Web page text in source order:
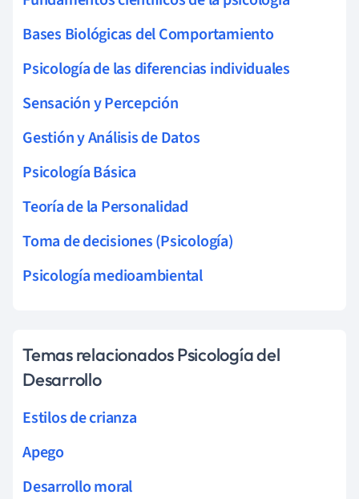
Bases Biológicas del Comportamiento
Psicología de las diferencias individuales
Sensación y Percepción
Gestión y Análisis de Datos
Psicología Básica
Teoría de la Personalidad
Toma de decisiones (Psicología)
Psicología medioambiental
Temas relacionados Psicología del
Desarrollo
Estilos de crianza
Apego
Desarrollo moral